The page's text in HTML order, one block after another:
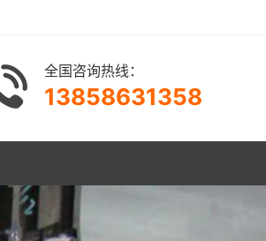
全国咨询热线：
13858631358